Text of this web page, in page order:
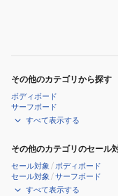
その他のカテゴリから探す
ボディボード
サーフボード
すべて表示する
その他のカテゴリのセール
セール対象 /ボディボード
セール対象 /サーフボード
すべて表示する